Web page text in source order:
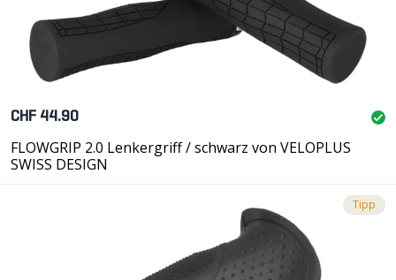
CHF 44.90
FLOWGRIP 2.0 Lenkergriff / schwarz von VELOPLUS
SWISS DESIGN
Tipp